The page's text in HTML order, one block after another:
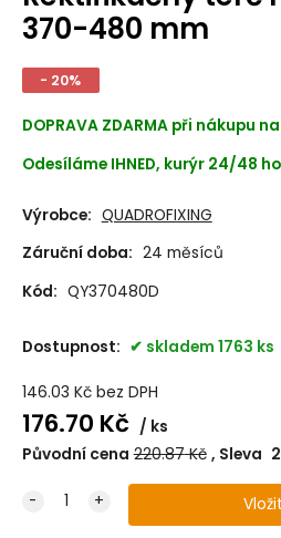
370-480 mm
- 20%
DOPRAVA ZDARMA při nákupu
Odesíláme IHNED, kurýr 24/48
Výrobce: QUADROFIXING
Záruční doba: 24 měsíců
Kód: QY370480D
Dostupnost: skladem 1763 ks
146.03 Kč bez DPH
176.70 Kč
ks
Původní cena 220.87Kč Sleva